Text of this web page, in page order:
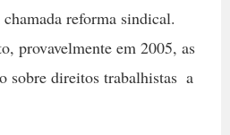
chamada reforma sindical.
provavelmente em 2005, as
sobre direitos trabalhistas  a